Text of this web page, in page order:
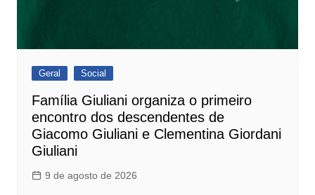
Geral Social
Família Giuliani organiza o primeiro
encontro dos descendentes de
Giacomo Giuliani e Clementina Giordani
Giuliani
9 de agosto de 2026